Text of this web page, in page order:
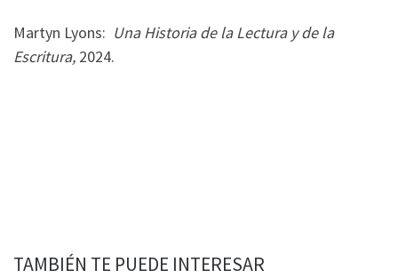
Martyn Lyons: Una Historia de la Lectura y de la
Escritura, 2024.
TAMBIÉN TE PUEDE INTERESAR